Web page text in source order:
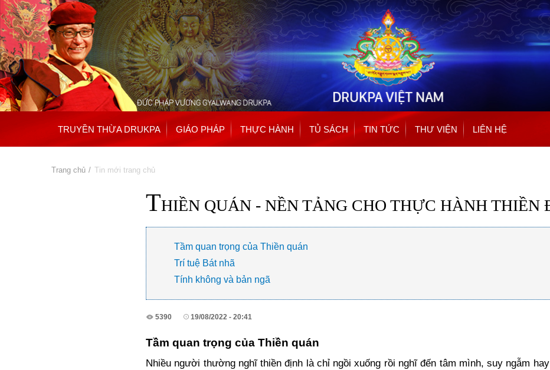
Nhảy
đến
nội
dung
TRUYỀN THỪA DRUKPA GIÁO PHÁP THỰC HÀNH TỦ SÁCH TIN TỨC THƯ VIỆN LIÊN HỆ
Trang chủ » Tin mới trang chủ
THIỀN QUÁN - NỀN TẢNG CHO THỰC HÀNH THIỀN
Tầm quan trọng của Thiền quán
Trí tuệ Bát nhã
Tính không và bản ngã
5390 19/08/2022 - 20:41
Tầm quan trọng của Thiền quán
Nhiều người thường nghĩ thiền định là chỉ ngồi xuống rồi nghĩ đến tâm mình, suy ngẫm